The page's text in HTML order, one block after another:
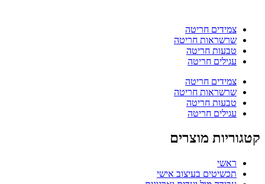
צמידים חריטה
שרשראות חריטה
טבעות חריטה
עגילים חריטה
צמידים חריטה
שרשראות חריטה
טבעות חריטה
עגילים חריטה
קטגוריות מוצרים
ראשי
תכשיטים בעיצוב אישי